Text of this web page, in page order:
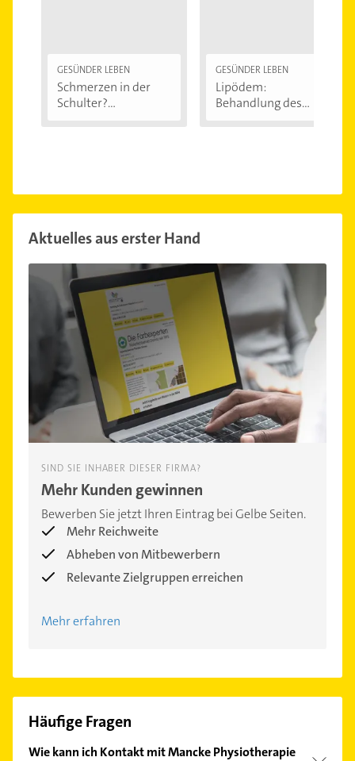
GESÜNDER LEBEN
Schmerzen in der
Schulter?
GESÜNDER LEBEN
Lipödem:
Behandlung des
Aktuelles aus erster Hand
SIND SIE INHABER DIESER FIRMA?
Mehr Kunden gewinnen
Bewerben Sie jetzt Ihren Eintrag bei Gelbe Seiten.
Mehr Reichweite
Abheben von Mitbewerbern
Relevante Zielgruppen erreichen
Mehr erfahren
Häufige Fragen
Wie kann ich Kontakt mit Mancke Physiotherapie